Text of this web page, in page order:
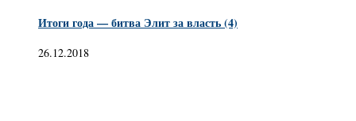
Итоги года — битва Элит за власть (4)
26.12.2018